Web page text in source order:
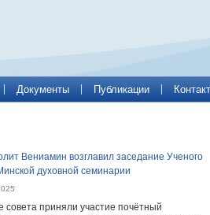
Документы Публикации
Вениамин возглавил заседание Ученого
духовной семинарии
совета приняли участие почётный